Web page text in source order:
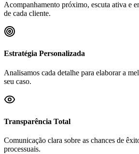
Acompanhamento próximo, escuta ativa e
de cada cliente.
Estratégia Personalizada
Analisamos cada detalhe para elaborar a
seu caso.
Transparência Total
Comunicação clara sobre as chances de
processuais.